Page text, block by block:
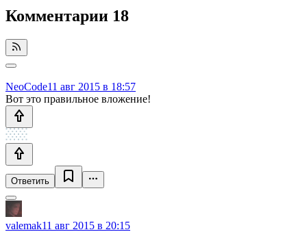
Комментарии 18
NeoCode11 авг 2015 в 18:57
Вот это правильное вложение!
Ответить
valemak11 авг 2015 в 20:15